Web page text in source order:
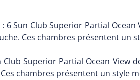
: 6 Sun Club Superior Partial
Ces chambres présentent un
Superior Partial Ocean View
chambres présentent un style